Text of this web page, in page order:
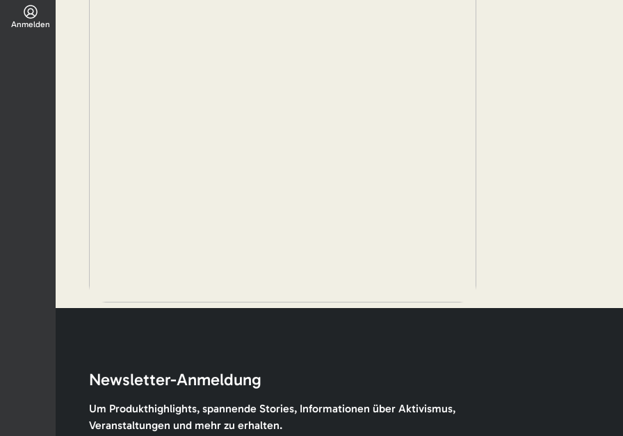
Anmelden
Newsletter-Anmeldung
Um Produkthighlights, spannende Stories, Informationen über Aktivismus,
Veranstaltungen und mehr zu erhalten.